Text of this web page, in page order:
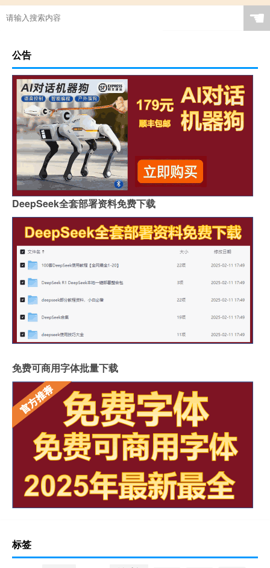
☚
公告
DeepSeek全套部署资料免费下载
免费可商用字体批量下载
标签